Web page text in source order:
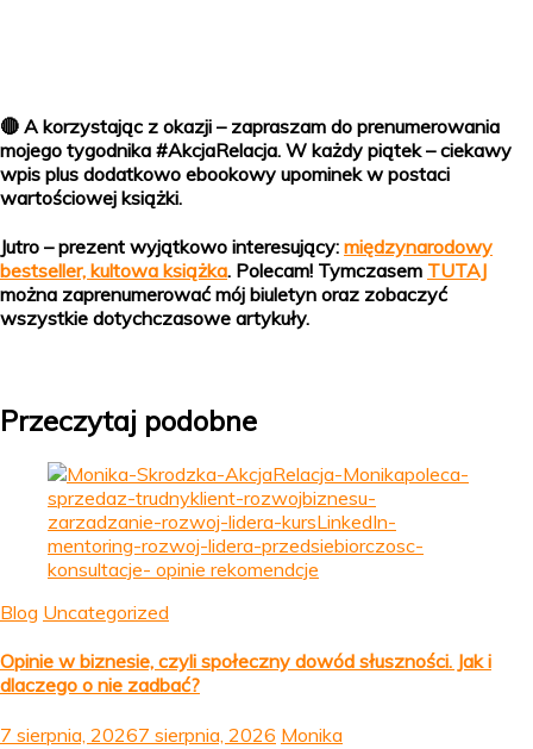
🔴 A korzystając z okazji – zapraszam do prenumerowania
mojego tygodnika #AkcjaRelacja. W każdy piątek – ciekawy
wpis plus dodatkowo ebookowy upominek w postaci
wartościowej książki.
Jutro – prezent wyjątkowo interesujący: międzynarodowy
bestseller, kultowa książka. Polecam! Tymczasem TUTAJ
można zaprenumerować mój biuletyn oraz zobaczyć
wszystkie dotychczasowe artykuły.
Przeczytaj podobne
Blog Uncategorized
Opinie w biznesie, czyli społeczny dowód słuszności. Jak i
dlaczego o nie zadbać?
7 sierpnia, 20267 sierpnia, 2026 Monika